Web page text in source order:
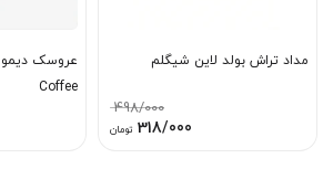
مداد تراش بولد لاین شیگلم
498/000
قیمت
318/000 تومانقیمت
Coffee